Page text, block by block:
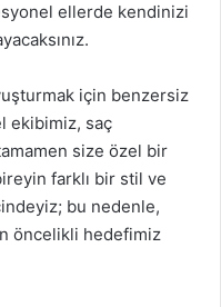
ellerde kendinizi
için benzersiz
ekibimiz, saç
size özel bir
farklı bir stil ve
bu nedenle,
öncelikli hedefimiz